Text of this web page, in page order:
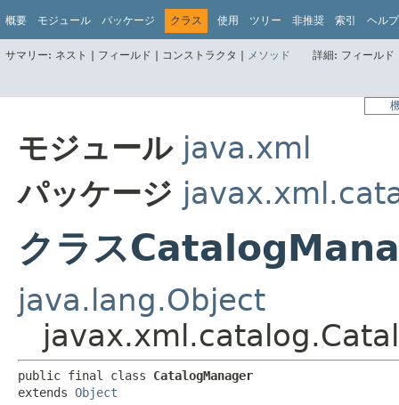
概要 モジュール パッケージ クラス 使用 ツリー 非推奨 索引 ヘルプ
サマリー: ネスト | フィールド | コンストラクタ | メソッド 詳細: フィール
モジュール java.xml
パッケージ
クラス
java.lang.Object
public final class CatalogManager
extends Object